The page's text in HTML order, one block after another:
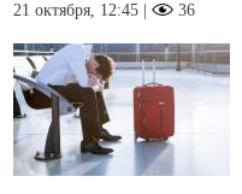
21 октября, 12:45 |
36